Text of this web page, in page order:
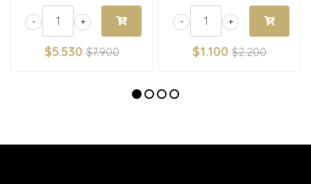
+
-
$5.530 $7.900
+
-
$1.100 $2.200